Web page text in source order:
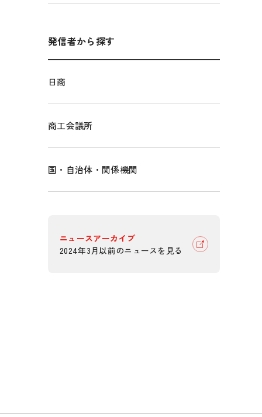
発信者から探す
日商
商工会議所
国・自治体・関係機関
ニュースアーカイブ
2024年3月以前のニュースを見る